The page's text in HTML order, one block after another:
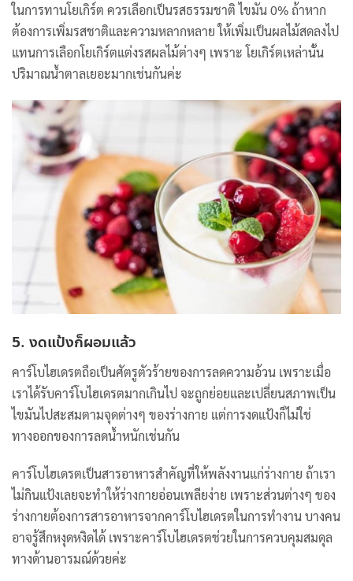
ในการทานโยเกิร์ต ควรเลือกเป็นรสธรรมชาติ ไขมัน 0% ถ้าหาก
ต้องการเพิ่มรสชาติและความหลากหลาย ให้เพิ่มเป็นผลไม้สดลงไป
แทนการเลือกโยเกิร์ตแต่งรสผลไม้ต่างๆ เพราะ โยเกิร์ตเหล่านั้น
ปริมาณน้ำตาลเยอะมากเช่นกันค่ะ
5. งดแป้งก็ผอมแล้ว
คาร์โบไฮเดรตถือเป็นศัตรูตัวร้ายของการลดความอ้วน เพราะเมื่อ
เราได้รับคาร์โบไฮเดรตมากเกินไป จะถูกย่อยและเปลี่ยนสภาพเป็น
ไขมันไปสะสมตามจุดต่างๆ ของร่างกาย แต่การงดแป้งก็ไม่ใช่
ทางออกของการลดน้ำหนักเช่นกัน
คาร์โบไฮเดรตเป็นสารอาหารสำคัญที่ให้พลังงานแก่ร่างกาย ถ้าเรา
ไม่กินแป้งเลยจะทำให้ร่างกายอ่อนเพลียง่าย เพราะส่วนต่างๆ ของ
ร่างกายต้องการสารอาหารจากคาร์โบไฮเดรตในการทำงาน บางคน
อาจรู้สึกหงุดหงิดได้ เพราะคาร์โบไฮเดรตช่วยในการควบคุมสมดุล
ทางด้านอารมณ์ด้วยค่ะ